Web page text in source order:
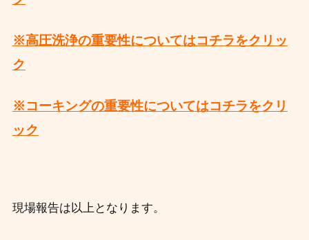
※高圧洗浄の重要性についてはコチラをクリッ
ク
※コーキングの重要性についてはコチラをクリ
ック
現場報告は以上となります。